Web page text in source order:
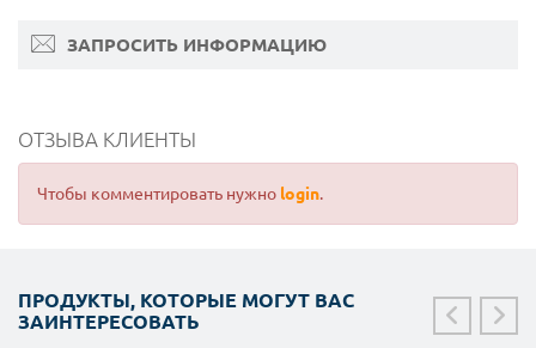
ЗАПРОСИТЬ ИНФОРМАЦИЮ
ОТЗЫВА КЛИЕНТЫ
Чтобы комментировать нужно login.
ПРОДУКТЫ, КОТОРЫЕ МОГУТ ВАС
ЗАИНТЕРЕСОВАТЬ